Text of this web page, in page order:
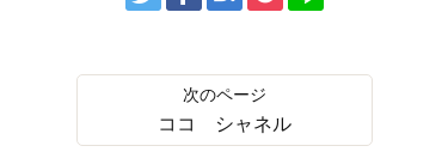
ココ シャネル